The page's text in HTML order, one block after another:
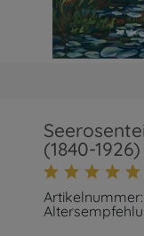
(1840-